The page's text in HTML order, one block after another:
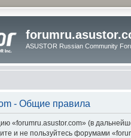
ASUSTOR Russian Community
- Общие правила
«forumru.asustor.com» (в
и не пользуйтесь форумами